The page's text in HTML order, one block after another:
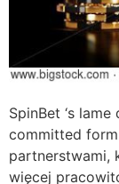
SpinBet ‘s
committed
partnerstwami,
więcej